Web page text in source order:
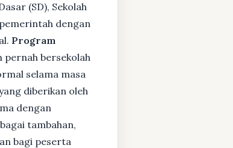
(SD), Sekolah
dengan
Program
pernah bersekolah
selama masa
diberikan oleh
dengan
tambahan,
bagi peserta